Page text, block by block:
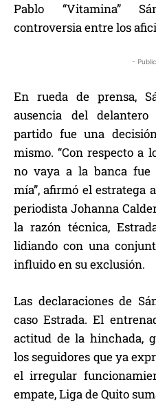
Pablo “Vitamina”
controversia entre los
-
En rueda de prensa,
ausencia del
partido fue una
mismo. “Con respecto a
no vaya a la banca fue
mía”, afirmó el estratega
periodista Johanna
la razón técnica,
lidiando con una
influido en su exclusión.
Las declaraciones de
caso Estrada. El
actitud de la hinchada,
los seguidores que ya
el irregular
empate, Liga de Quito